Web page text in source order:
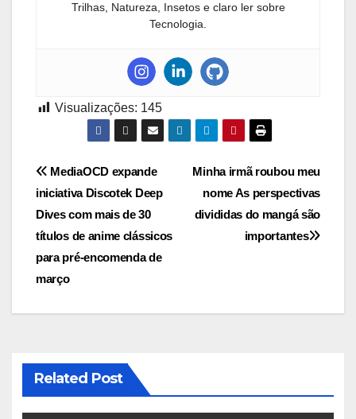
Trilhas, Natureza, Insetos e claro ler sobre
Tecnologia.
Visualizações: 145
Navegação
de
Post
Minha irmã roubou meu
nome As perspectivas
divididas do mangá são
importantes
MediaOCD expande
iniciativa Discotek Deep
Dives com mais de 30
títulos de anime clássicos
para pré-encomenda de
março
Related Post